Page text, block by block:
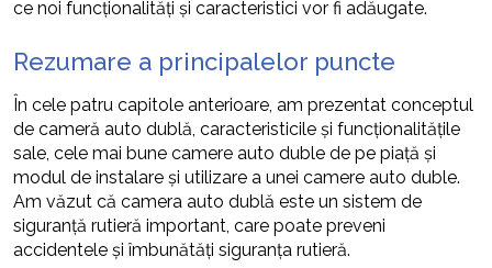
ce noi funcționalități și caracteristici vor fi adăugate.
Rezumare a principalelor puncte
În cele patru capitole anterioare, am prezentat conceptul
de cameră auto dublă, caracteristicile și funcționalitățile
sale, cele mai bune camere auto duble de pe piață și
modul de instalare și utilizare a unei camere auto duble.
Am văzut că camera auto dublă este un sistem de
siguranță rutieră important, care poate preveni
accidentele și îmbunătăți siguranța rutieră.